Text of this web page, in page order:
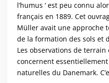
l’humus ‘ est peu connu
français en 1889. Cet
Müller avait une approche
de la formation des sols et
Les observations de
concernent
naturelles du Danemark.